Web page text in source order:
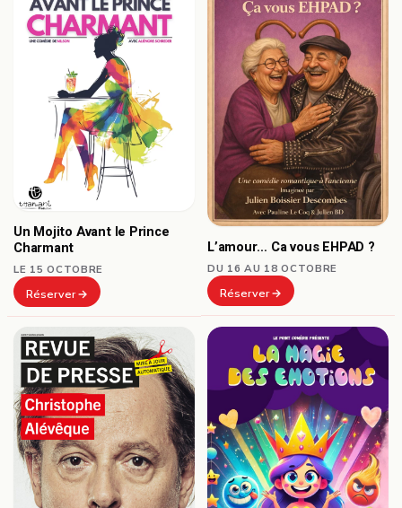
Un Mojito Avant le Prince
Charmant
LE 15 OCTOBRE
Réserver
L’amour… Ca vous EHPAD ?
DU 16 AU 18 OCTOBRE
Réserver